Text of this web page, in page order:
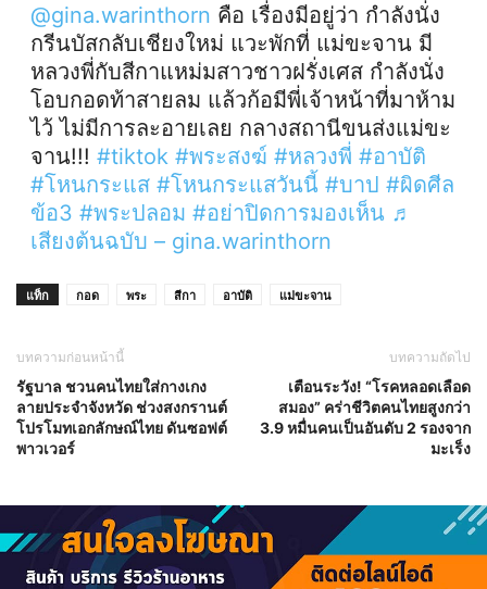
@gina.warinthorn คือ เรื่องมีอยู่ว่า กำลังนั่ง
กรีนบัสกลับเชียงใหม่ แวะพักที่ แม่ขะจาน มี
หลวงพี่กับสีกาแหม่มสาวชาวฝรั่งเศส กำลังนั่ง
โอบกอดท้าสายลม แล้วก้อมีพี่เจ้าหน้าที่มาห้าม
ไว้ ไม่มีการละอายเลย กลางสถานีขนส่งแม่ขะ
จาน!!! #tiktok #พระสงฆ์ #หลวงพี่ #อาบัติ
#โหนกระแส #โหนกระแสวันนี้ #บาป #ผิดศีล
ข้อ3 #พระปลอม #อย่าปิดการมองเห็น ♬
เสียงต้นฉบับ – gina.warinthorn
แท็ก กอด พระ สีกา อาบัติ แม่ขะจาน
บทความก่อนหน้านี้
รัฐบาล ชวนคนไทยใส่กางเกง
ลายประจำจังหวัด ช่วงสงกรานต์
โปรโมทเอกลักษณ์ไทย ดันซอฟต์
พาวเวอร์
บทความถัดไป
เตือนระวัง! “โรคหลอดเลือด
สมอง” คร่าชีวิตคนไทยสูงกว่า
3.9 หมื่นคนเป็นอันดับ 2 รองจาก
มะเร็ง